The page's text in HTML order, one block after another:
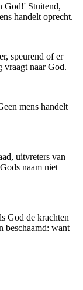
God!' Stuitend,
handelt oprecht.
speurend of er
vraagt naar God.
mens handelt
uitvreters van
naam niet
God de krachten
beschaamd: want